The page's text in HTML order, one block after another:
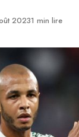
20231 min lire